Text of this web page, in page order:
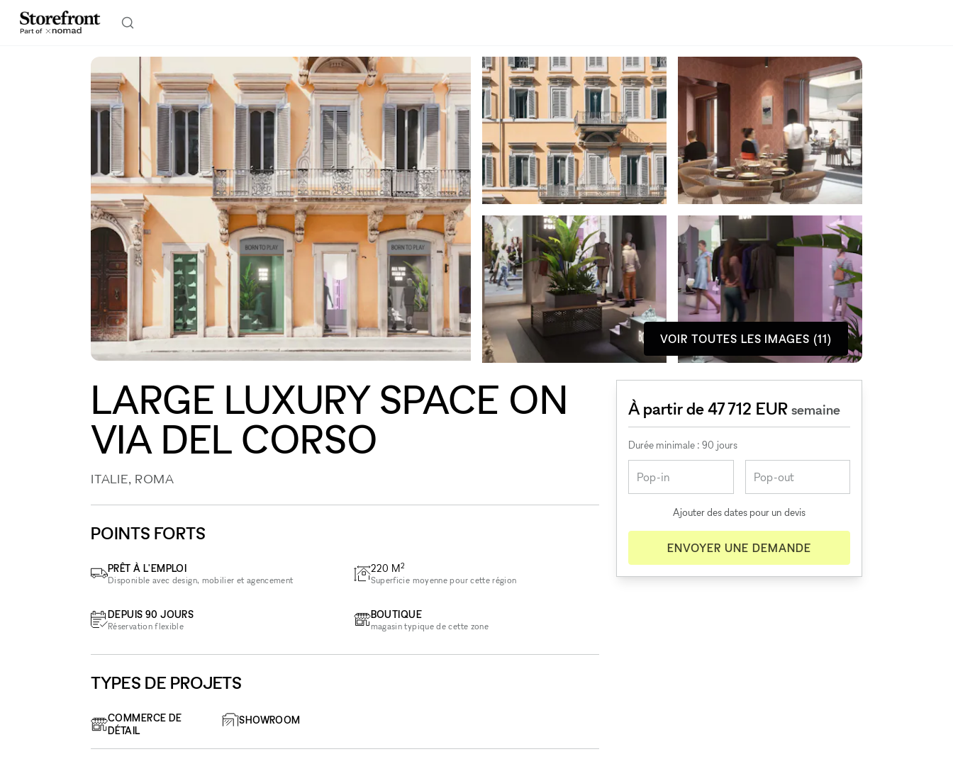
VOIR TOUTES LES IMAGES (11)
LARGE LUXURY SPACE ON
VIA DEL CORSO
ITALIE, ROMA
POINTS FORTS
PRÊT À L'EMPLOI
Disponible avec design, mobilier et agencement
DEPUIS 90 JOURS
Réservation flexible
220 M2
Superficie moyenne pour cette région
BOUTIQUE
magasin typique de cette zone
TYPES DE PROJETS
COMMERCE DE
DÉTAIL
SHOWROOM
À partir de 47 712 EURsemaine
Durée minimale : 90 jours
Ajouter des dates pour un devis
ENVOYER UNE DEMANDE